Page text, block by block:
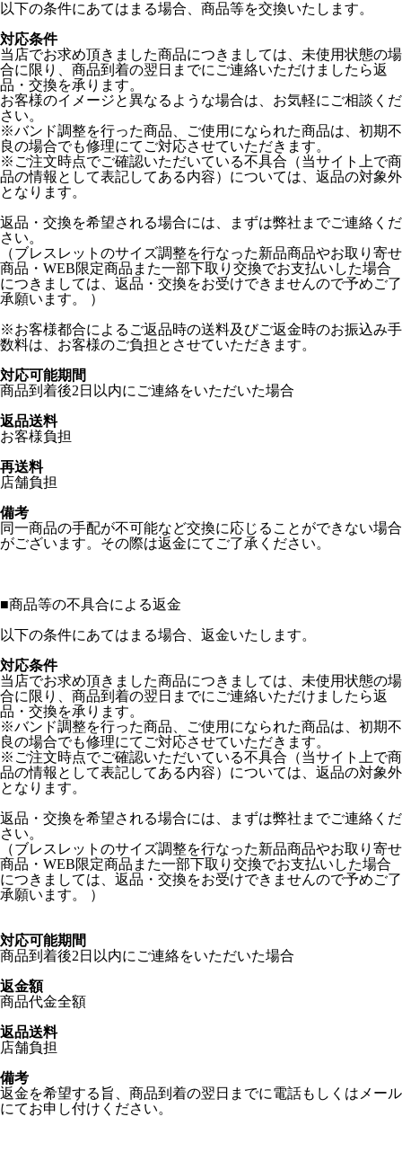
以下の条件にあてはまる場合、商品等を交換いたします。
対応条件
当店でお求め頂きました商品につきましては、未使用状態の場
合に限り、商品到着の翌日までにご連絡いただけましたら返
品・交換を承ります。
お客様のイメージと異なるような場合は、お気軽にご相談くだ
さい。
※バンド調整を行った商品、ご使用になられた商品は、初期不
良の場合でも修理にてご対応させていただきます。
※ご注文時点でご確認いただいている不具合（当サイト上で商
品の情報として表記してある内容）については、返品の対象外
となります。
返品・交換を希望される場合には、まずは弊社までご連絡くだ
さい。
（ブレスレットのサイズ調整を行なった新品商品やお取り寄せ
商品・WEB限定商品また一部下取り交換でお支払いした場合
につきましては、返品・交換をお受けできませんので予めご了
承願います。 ）
※お客様都合によるご返品時の送料及びご返金時のお振込み手
数料は、お客様のご負担とさせていただきます。
対応可能期間
商品到着後2日以内にご連絡をいただいた場合
返品送料
お客様負担
再送料
店舗負担
備考
同一商品の手配が不可能など交換に応じることができない場合
がございます。その際は返金にてご了承ください。
■商品等の不具合による返金
以下の条件にあてはまる場合、返金いたします。
対応条件
当店でお求め頂きました商品につきましては、未使用状態の場
合に限り、商品到着の翌日までにご連絡いただけましたら返
品・交換を承ります。
※バンド調整を行った商品、ご使用になられた商品は、初期不
良の場合でも修理にてご対応させていただきます。
※ご注文時点でご確認いただいている不具合（当サイト上で商
品の情報として表記してある内容）については、返品の対象外
となります。
返品・交換を希望される場合には、まずは弊社までご連絡くだ
さい。
（ブレスレットのサイズ調整を行なった新品商品やお取り寄せ
商品・WEB限定商品また一部下取り交換でお支払いした場合
につきましては、返品・交換をお受けできませんので予めご了
承願います。 ）
対応可能期間
商品到着後2日以内にご連絡をいただいた場合
返金額
商品代金全額
返品送料
店舗負担
備考
返金を希望する旨、商品到着の翌日までに電話もしくはメール
にてお申し付けください。